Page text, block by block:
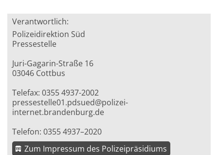
Verantwortlich:
Polizeidirektion Süd
Pressestelle
Juri-Gagarin-Straße 16
03046 Cottbus
Telefax: 0355 4937-2002
pressestelle01.pdsued@polizei-
internet.brandenburg.de
Telefon: 0355 4937–2020
Zum Impressum des Polizeipräsidiums